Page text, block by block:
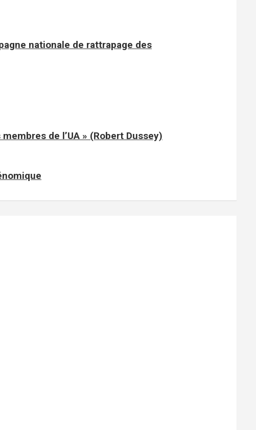
nationale de rattrapage des
de l’UA » (Robert Dussey)